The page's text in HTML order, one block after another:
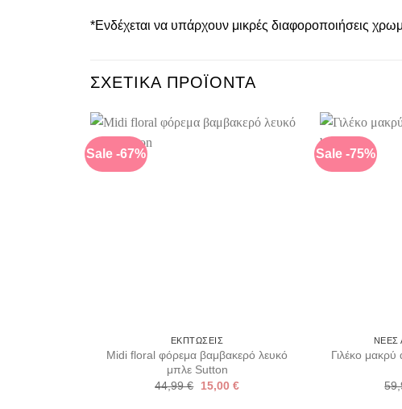
*Ενδέχεται να υπάρχουν μικρές διαφοροποιήσεις
ΣΧΕΤΙΚΆ ΠΡΟΪΌΝΤΑ
Sale -67%
ΕΚΠΤΩΣΕΙΣ
Midi floral φόρεμα βαμβακερό λευκό
μπλε Sutton
44,99€
Original
15,00 €Η
Sale -75%
ΝΈΕΣ
Γιλέκο μακρύ